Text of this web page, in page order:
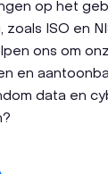
op het
ISO en
ons om
en
data en